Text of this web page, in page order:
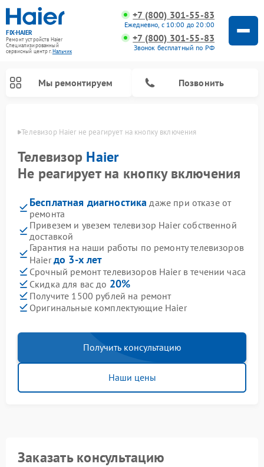
FIX-HAIER
Ремонт устройств Haier
Специализированный
cервисный центр г.Нальчик
+7 (800) 301-55-83
Ежедневно, с 10:00 до 20:00
+7 (800) 301-55-83
Звонок бесплатный по РФ
Мы ремонтируем Позвонить
Телевизор Haier не реагирует на кнопку включения
Телевизор Haier
Не реагирует на кнопку включения
Бесплатная диагностика даже при отказе от
ремонта
Привезем и увезем телевизор Haier собственной
доставкой
Гарантия на наши работы по ремонту телевизоров
Haierдо 3-х лет
Срочный ремонт телевизоров Haier в течении часа
Скидка для вас до 20%
Получите 1500 рублей на ремонт
Оригинальные комплектующие Haier
Получить консультацию
Наши цены
Заказать консультацию